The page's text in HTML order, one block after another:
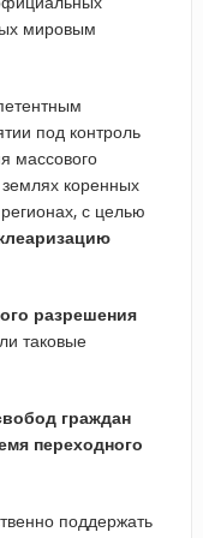
мировым
под контроль
массового
коренных
с целью
разрешения
таковые
граждан
переходного
поддержать